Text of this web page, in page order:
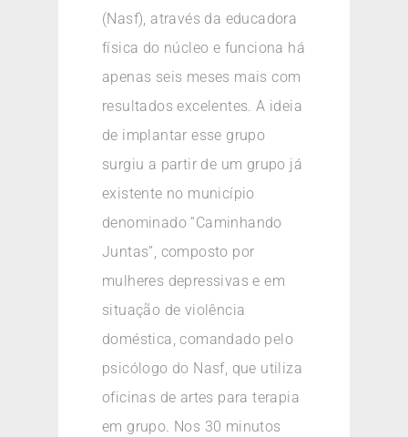
(Nasf), através da educadora
física do núcleo e funciona há
apenas seis meses mais com
resultados excelentes. A ideia
de implantar esse grupo
surgiu a partir de um grupo já
existente no município
denominado “Caminhando
Juntas”, composto por
mulheres depressivas e em
situação de violência
doméstica, comandado pelo
psicólogo do Nasf, que utiliza
oficinas de artes para terapia
em grupo. Nos 30 minutos